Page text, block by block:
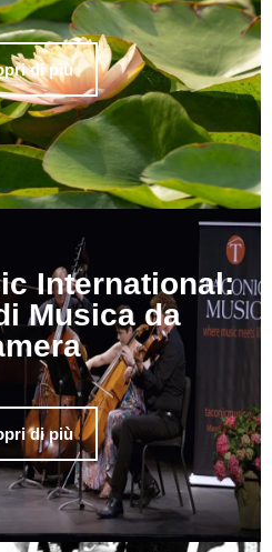
di più
International:
Musica da
di più